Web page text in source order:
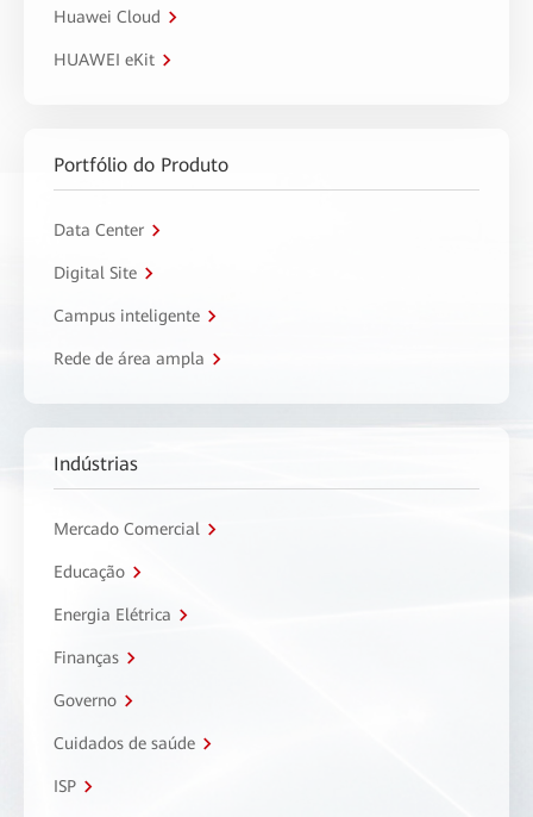
Huawei Cloud
HUAWEI eKit
Portfólio do Produto
Data Center
Digital Site
Campus inteligente
Rede de área ampla
Indústrias
Mercado Comercial
Educação
Energia Elétrica
Finanças
Governo
Cuidados de saúde
ISP